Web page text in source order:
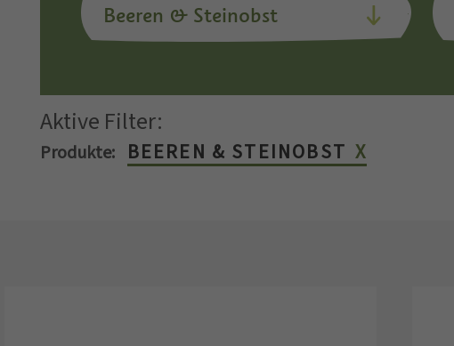
Aktive Filter:
Produkte: BEEREN & STEINOBST